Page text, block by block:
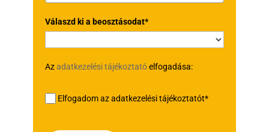
Válaszd ki a beosztásodat*
Azadatkezelési tájékoztatóelfogadása:
Elfogadom az adatkezelési tájékoztatót*